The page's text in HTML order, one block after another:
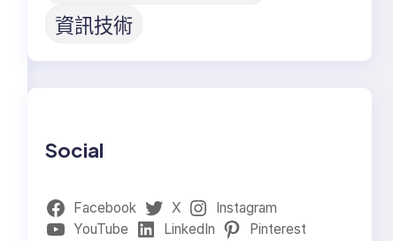
資訊技術
Social
Facebook X
Instagram
YouTube
LinkedIn Pinterest